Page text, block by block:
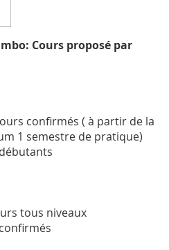
Cours proposé par
confirmés ( à partir de la
1 semestre de pratique)
tous niveaux